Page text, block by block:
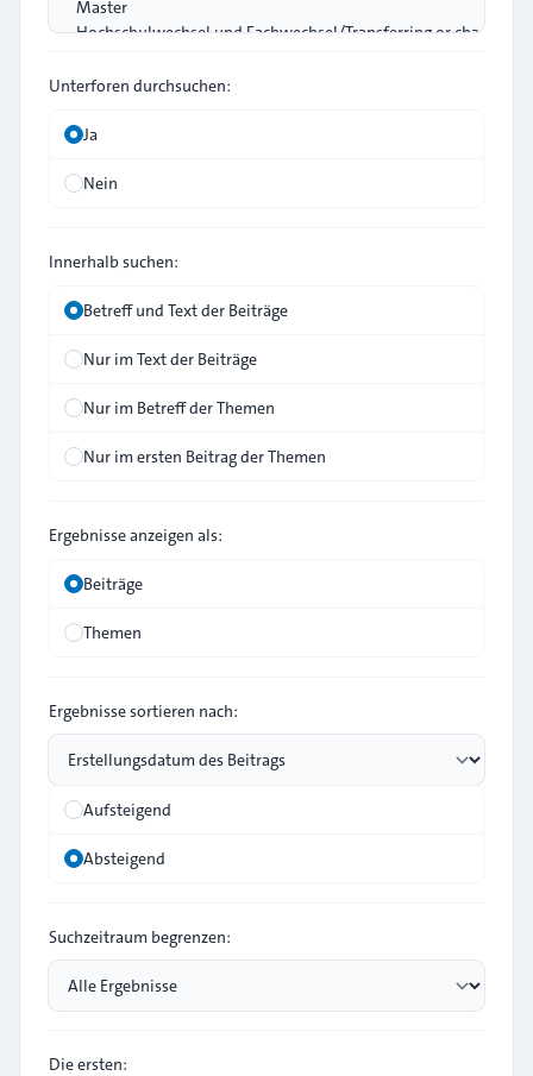
Unterforen durchsuchen:
Ja
Nein
Innerhalb suchen:
Betreff und Text der Beiträge
Nur im Text der Beiträge
Nur im Betreff der Themen
Nur im ersten Beitrag der Themen
Ergebnisse anzeigen als:
Beiträge
Themen
Ergebnisse sortieren nach:
Aufsteigend
Absteigend
Suchzeitraum begrenzen:
Die ersten: